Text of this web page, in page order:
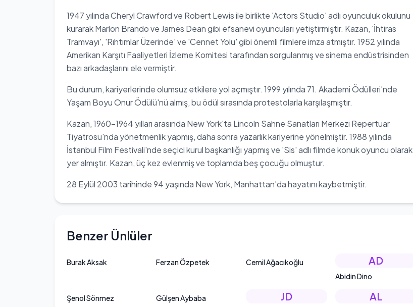
1947 yılında Cheryl Crawford ve Robert Lewis ile birlikte 'Actors Studio' adlı oyunculuk okulunu
kurarak Marlon Brando ve James Dean gibi efsanevi oyuncuları yetiştirmiştir. Kazan, 'İhtiras
Tramvayı', 'Rıhtımlar Üzerinde' ve 'Cennet Yolu' gibi önemli filmlere imza atmıştır. 1952 yılında
Amerikan Karşıtı Faaliyetleri İzleme Komitesi tarafından sorgulanmış ve sinema endüstrisinden
bazı arkadaşlarını ele vermiştir.
Bu durum, kariyerlerinde olumsuz etkilere yol açmıştır. 1999 yılında 71. Akademi Ödülleri'nde
Yaşam Boyu Onur Ödülü'nü almış, bu ödül sırasında protestolarla karşılaşmıştır.
Kazan, 1960-1964 yılları arasında New York'ta Lincoln Sahne Sanatları Merkezi Repertuar
Tiyatrosu'nda yönetmenlik yapmış, daha sonra yazarlık kariyerine yönelmiştir. 1988 yılında
İstanbul Film Festivali'nde seçici kurul başkanlığı yapmış ve 'Sis' adlı filmde konuk oyuncu olarak
yer almıştır. Kazan, üç kez evlenmiş ve toplamda beş çocuğu olmuştur.
28 Eylül 2003 tarihinde 94 yaşında New York, Manhattan'da hayatını kaybetmiştir.
Benzer Ünlüler
Burak Aksak Ferzan Özpetek Cemil Ağacıkoğlu AD
Abidin Dino
Şenol Sönmez Gülşen Aybaba JD AL